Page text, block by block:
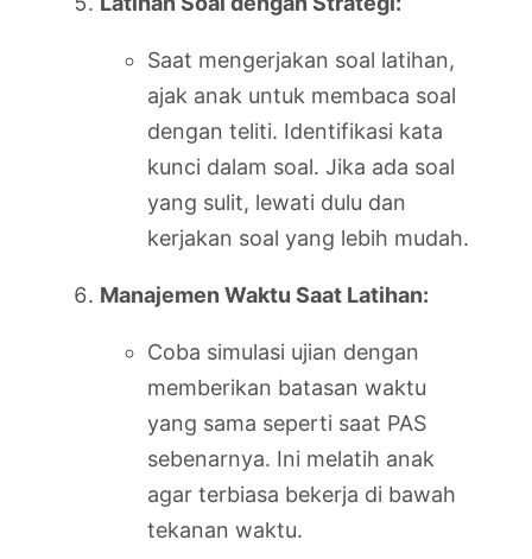
Saat mengerjakan soal latihan,
ajak anak untuk membaca soal
dengan teliti. Identifikasi kata
kunci dalam soal. Jika ada soal
yang sulit, lewati dulu dan
kerjakan soal yang lebih mudah.
Manajemen Waktu Saat Latihan:
Coba simulasi ujian dengan
memberikan batasan waktu
yang sama seperti saat PAS
sebenarnya. Ini melatih anak
agar terbiasa bekerja di bawah
tekanan waktu.